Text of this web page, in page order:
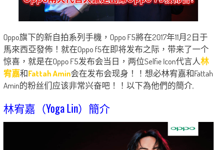
Oppo旗下的新自拍系列手機，Oppo F5將在2017年11月2日于
馬來西亞發佈！就在Oppo f5在即将发布之际，带来了一个
惊喜，就是在Oppo F5发布会当日，两位Selfie Icon代言人林
宥嘉和Fattah Amin会在发布会现身！！想必林宥嘉和Fattah
Amin的粉丝们应该非常兴奋吧！！以下為他們的簡介,
林宥嘉（Yoga Lin）簡介